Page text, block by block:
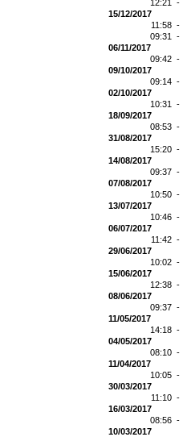
12:21 -
15/12/2017
11:58 -
09:31 -
06/11/2017
09:42 -
09/10/2017
09:14 -
02/10/2017
10:31 -
18/09/2017
08:53 -
31/08/2017
15:20 -
14/08/2017
09:37 -
07/08/2017
10:50 -
13/07/2017
10:46 -
06/07/2017
11:42 -
29/06/2017
10:02 -
15/06/2017
12:38 -
08/06/2017
09:37 -
11/05/2017
14:18 -
04/05/2017
08:10 -
11/04/2017
10:05 -
30/03/2017
11:10 -
16/03/2017
08:56 -
10/03/2017